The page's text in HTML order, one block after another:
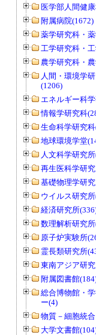
医学部人間健
附属病院(1672)
薬学研究科・
工学研究科・
農学研究科・
人間・環境学
(1206)
エネルギー科
情報学研究科
生命科学研究
地球環境学堂
人文科学研究
再生医科学研
基礎物理学研
ウイルス研究
経済研究所
数理解析研究
原子炉実験所
霊長類研究所
東南アジア研
附属図書館
総合博物館・
ー(4)
物質－細胞統
大学文書館